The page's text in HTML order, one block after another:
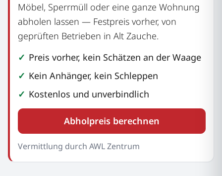
Möbel, Sperrmüll oder eine ganze Wohnung
abholen lassen — Festpreis vorher, von
geprüften Betrieben in Alt Zauche.
Preis vorher, kein Schätzen an der Waage
Kein Anhänger, kein Schleppen
Kostenlos und unverbindlich
Abholpreis berechnen
Vermittlung durch AWL Zentrum